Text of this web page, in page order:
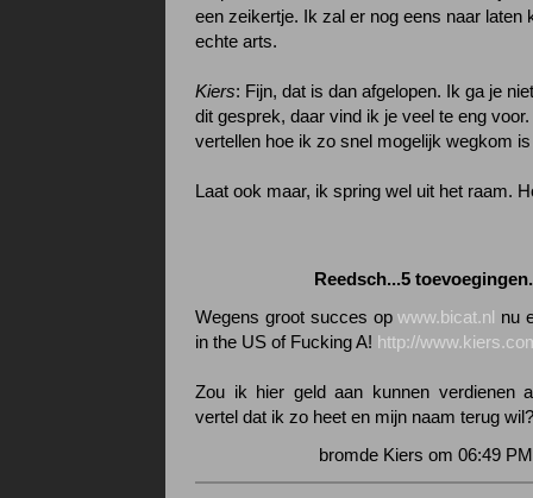
een zeikertje. Ik zal er nog eens naar laten
echte arts.
Kiers: Fijn, dat is dan afgelopen. Ik ga je
dit gesprek, daar vind ik je veel te eng
vertellen hoe ik zo snel mogelijk wegkom
Laat ook maar, ik spring wel uit het raam.
Reedsch...5
Wegens groot succes opwww.bicat.nl
nu
in the US of Fucking A! http://
Zou ik hier geld aan kunnen verdienen
vertel dat ik zo heet en mijn naam terug
bromde Kiers om 06:49